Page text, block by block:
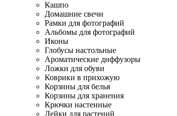
Кашпо
Домашние свечи
Рамки для фотографий
Альбомы для фотографий
Иконы
Глобусы настольные
Ароматические диффузоры
Ложки для обуви
Коврики в прихожую
Корзины для белья
Корзины для хранения
Крючки настенные
Лейки для растений